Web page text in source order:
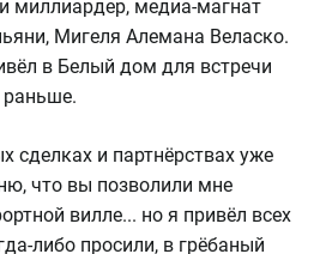
миллиардер, медиа-магнат
Мигеля Алемана Веласко.
в Белый дом для встречи
сделках и партнёрствах уже
что вы позволили мне
вилле... но я привёл всех
либо просили, в грёбаный